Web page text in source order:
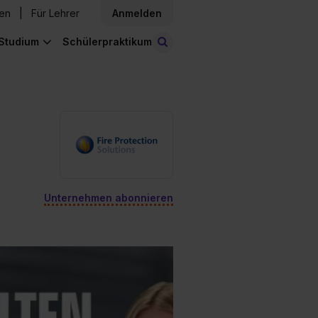
Für Lehrer Anmelden
Schülerpraktikum
Unternehmen abonnieren